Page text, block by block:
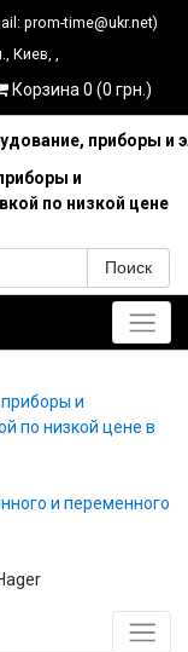
prom-time@ukr.net)
, Киев, ,
Корзина 0 (0 грн.)
и
по низкой цене
Поиск
и
по низкой цене в
и переменного